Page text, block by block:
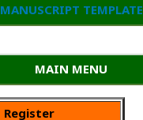
MANUSCRIPT TEMPLATE
MAIN MENU
Register